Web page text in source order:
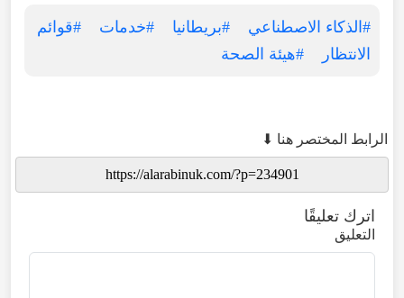
#الذكاء الاصطناعي #بريطانيا #خدمات
#قوائم
الانتظار
#هيئة الصحة
الرابط المختصر هنا ⬇
اترك تعليقًا
التعليق